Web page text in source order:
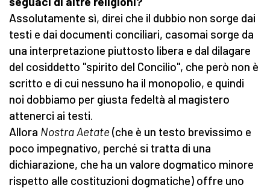
Assolutamente sì, direi che il dubbio non sorge dai
testi e dai documenti conciliari, casomai sorge da
una interpretazione piuttosto libera e dal dilagare
del cosiddetto "spirito del Concilio", che però non è
scritto e di cui nessuno ha il monopolio, e quindi
noi dobbiamo per giusta fedeltà al magistero
attenerci ai testi.
Allora Nostra Aetate(che è un testo brevissimo e
poco impegnativo, perché si tratta di una
dichiarazione, che ha un valore dogmatico minore
rispetto alle costituzioni dogmatiche) offre uno